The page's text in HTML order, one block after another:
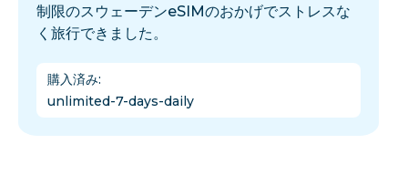
制限のスウェーデンeSIMのおかげでストレスな
く旅行できました。
購入済み:
unlimited-7-days-daily